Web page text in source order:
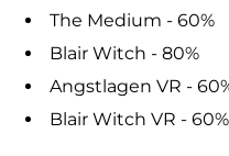
The Medium - 60%
Blair Witch - 80%
Angstlagen VR -
Blair Witch VR - 60%